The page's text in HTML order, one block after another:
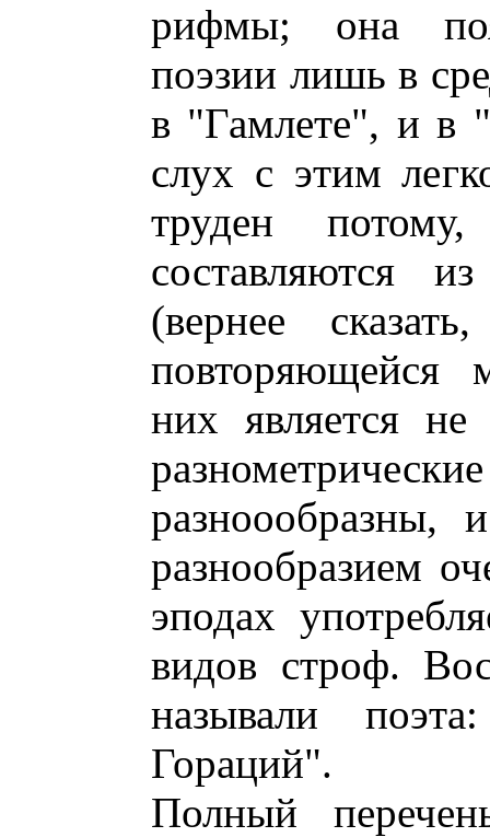
рифмы; она
поэзии лишь в
в "Гамлете", и в
слух с этим
труден
составляются
(вернее
повторяющейся
них является
разноообразны,
разнообразием
эподах
видов строф.
называли
Гораций".
Полный